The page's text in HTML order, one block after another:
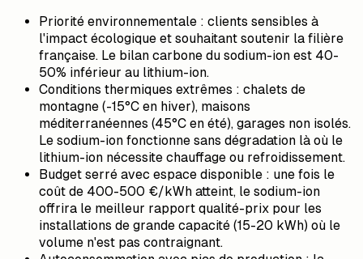
Priorité environnementale : clients sensibles à
l'impact écologique et souhaitant soutenir la filière
française. Le bilan carbone du sodium-ion est 40-
50% inférieur au lithium-ion.
Conditions thermiques extrêmes : chalets de
montagne (-15°C en hiver), maisons
méditerranéennes (45°C en été), garages non isolés.
Le sodium-ion fonctionne sans dégradation là où le
lithium-ion nécessite chauffage ou refroidissement.
Budget serré avec espace disponible : une fois le
coût de 400-500 €/kWh atteint, le sodium-ion
offrira le meilleur rapport qualité-prix pour les
installations de grande capacité (15-20 kWh) où le
volume n'est pas contraignant.